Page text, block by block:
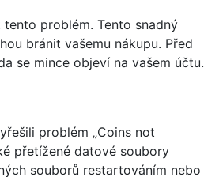
problém. Tento snadný
bránit vašemu nákupu. Před
se mince objeví na vašem účtu.
problém „Coins not
přetížené datové soubory
souborů restartováním nebo